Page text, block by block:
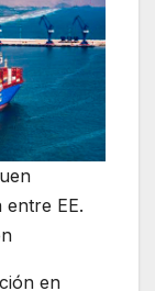
entre EE.
en